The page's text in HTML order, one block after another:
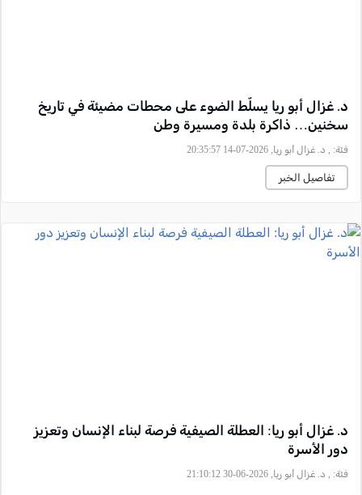
د. غزال أبو ريا يسلّط الضوء على محطات مضيئة في تاريخ
سخنين… ذاكرة بلدة ومسيرة وطن
فئة: , د. غزال أبو ريا, 2026-07-14 20:35:57
تفاصيل الخبر
د. غزال أبو ريا: العطلة الصيفية فرصة لبناء الإنسان وتعزيز
دور الأسرة
فئة: , د. غزال أبو ريا, 2026-06-30 21:10:12